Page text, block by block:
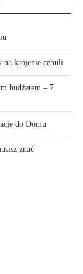
na krojenie cebuli
budżetem – 7
do Domu
znać